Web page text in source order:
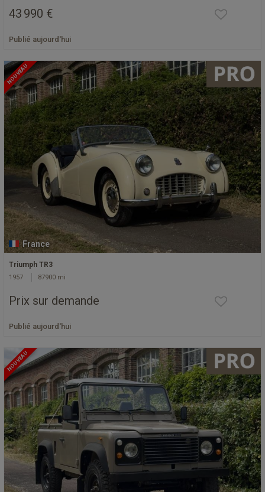
43 990 €
Publié aujourd'hui
NOUVEAU
France
Triumph TR3
1957 87900 mi
Prix sur demande
Publié aujourd'hui
NOUVEAU